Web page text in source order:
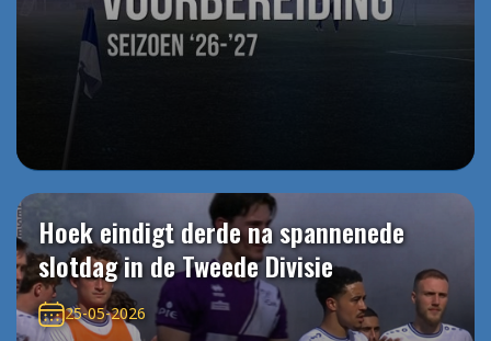
Hoek eindigt derde na spannenede
slotdag in de Tweede Divisie
25-05-2026